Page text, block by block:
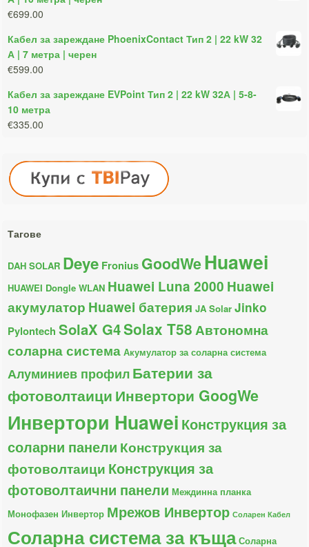
€699.00
Кабел за зареждане PhoenixContact Тип 2 | 22 kW 32
А | 7 метра | черен
€599.00
Кабел за зареждане EVPoint Тип 2 | 22 kW 32А | 5-8-
10 метра
€335.00
Тагове
DAH SOLAR Deye Fronius GoodWeHuawei
HUAWEI Dongle WLAN Huawei Luna 2000 Huawei
акумулатор Huawei батерия JA Solar Jinko
Pylontech SolaX G4Solax T58 Автономна
соларна система Акумулатор за соларна система
Алуминиев профилБатерии за
фотоволтаици Инвертори GoogWe
Инвертори Huawei Конструкция за
соларни панели Конструкция за
фотоволтаици Конструкция за
фотоволтаични панели Междинна планка
Монофазен Инвертор Мрежов Инвертор Соларен Кабел
Соларна система за къща Соларна